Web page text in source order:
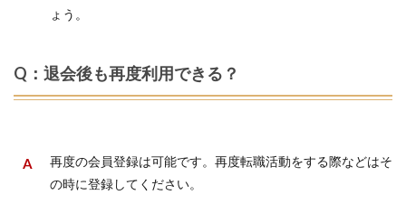
ょう。
Q：退会後も再度利用できる？
再度の会員登録は可能です。再度転職活動をする際などはそ
の時に登録してください。